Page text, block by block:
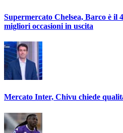
Supermercato Chelsea, Barco è il
migliori occasioni in uscita
Mercato Inter, Chivu chiede